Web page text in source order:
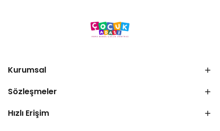
Kurumsal
Sözleşmeler
Hızlı Erişim